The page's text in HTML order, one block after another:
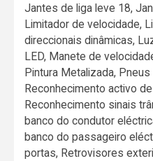
Jantes de liga leve 18,
Limitador de velocidade,
direccionais dinâmicas,
LED, Manete de
Pintura Metalizada,
Reconhecimento activo
Reconhecimento sinais
banco do condutor
banco do passageiro
portas, Retrovisores